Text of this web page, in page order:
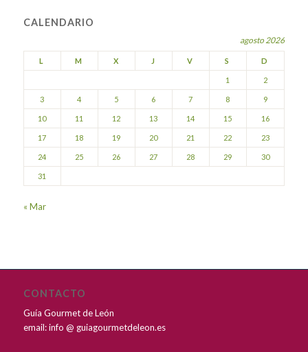
CALENDARIO
agosto 2026
L M X J V S D
1 2
3 4 5 6 7 8 9
10 11 12 13 14 15 16
17 18 19 20 21 22 23
24 25 26 27 28 29 30
31
« Mar
CONTACTO
Guía Gourmet de León
email: info @ guiagourmetdeleon.es